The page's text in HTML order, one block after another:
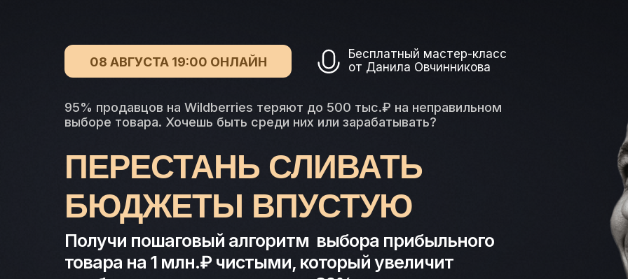
Получи пошаговый алгоритм выбора прибыльного
товара на 1 млн.₽ чистыми, который увеличит
95% продавцов на Wildberries теряют до 500 тыс.₽ на неправильном
выборе товара. Хочешь быть среди них или зарабатывать?
08 АВГУСТА 19:00 ОНЛАЙН
Бесплатный мастер-класс
от Данила Овчинникова
ПЕРЕСТАНЬ СЛИВАТЬ
БЮДЖЕТЫ ВПУСТУЮ